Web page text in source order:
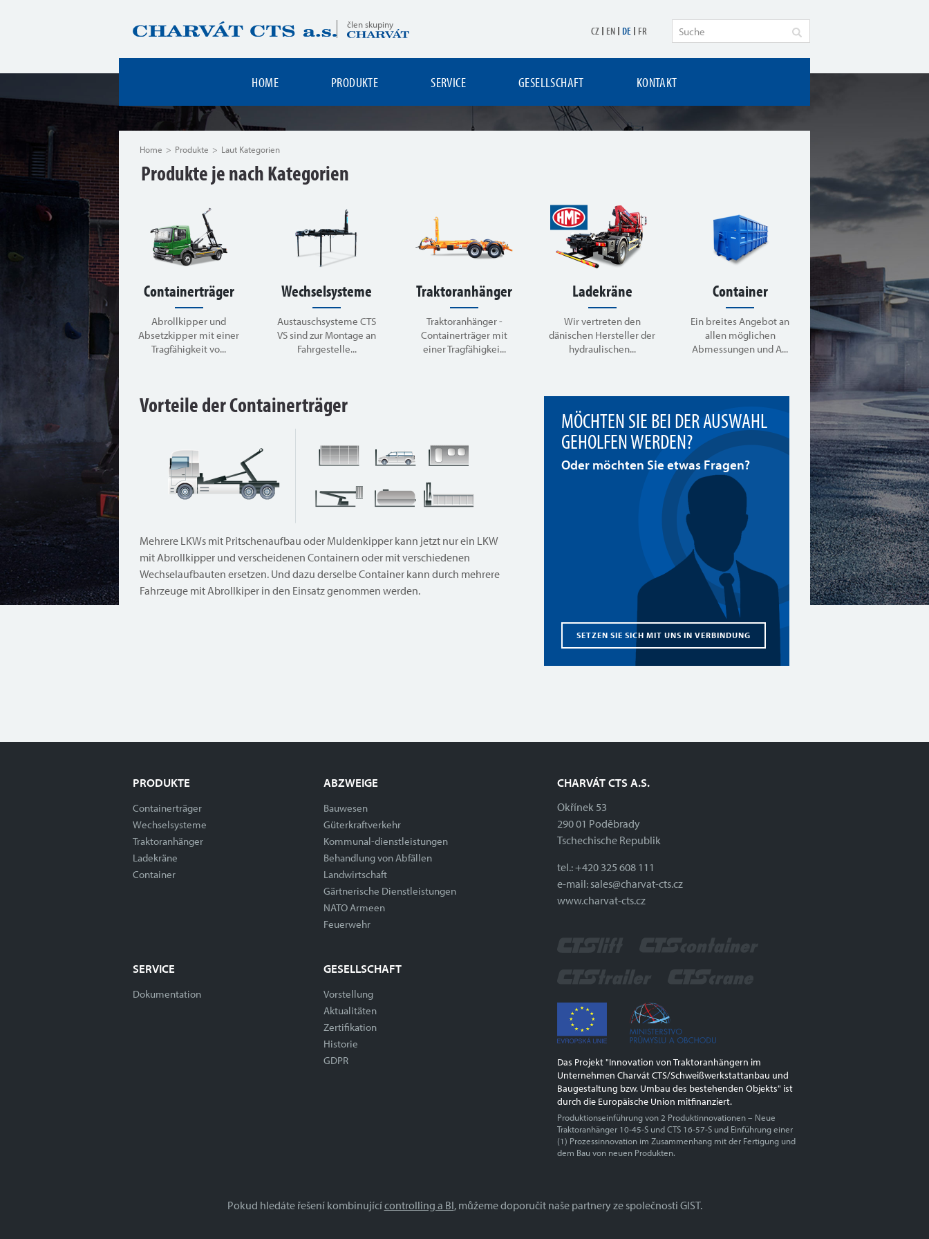
člen skupiny CZ EN DE FR
HOME PRODUKTE SERVICE GESELLSCHAFT KONTAKT
Home Produkte Laut Kategorien
Produkte je nach Kategorien
Containerträger
Abrollkipper und
Absetzkipper mit einer
Tragfähigkeit vo...
Wechselsysteme
Austauschsysteme CTS
VS sind zur Montage an
Fahrgestelle...
Traktoranhänger
Traktoranhänger -
Containerträger mit
einer Tragfähigkei...
Ladekräne
Wir vertreten den
dänischen Hersteller der
hydraulischen...
Container
Ein breites Angebot an
allen möglichen
Abmessungen und A...
Vorteile der Containerträger
Mehrere LKWs mit Pritschenaufbau oder Muldenkipper kann jetzt nur ein LKW
mit Abrollkipper und verscheidenen Containern oder mit verschiedenen
Wechselaufbauten ersetzen. Und dazu derselbe Container kann durch mehrere
Fahrzeuge mit Abrollkiper in den Einsatz genommen werden.
MÖCHTEN SIE BEI DER AUSWAHL
GEHOLFEN WERDEN?
Oder möchten Sie etwas Fragen?
SETZEN SIE SICH MIT UNS IN VERBINDUNG
PRODUKTE
Containerträger
Wechselsysteme
Traktoranhänger
Ladekräne
Container
ABZWEIGE
Bauwesen
Güterkraftverkehr
Kommunal-dienstleistungen
Behandlung von Abfällen
Landwirtschaft
Gärtnerische Dienstleistungen
NATO Armeen
Feuerwehr
SERVICE
Dokumentation
GESELLSCHAFT
Vorstellung
Aktualitäten
Zertifikation
Historie
GDPR
CHARVÁT CTS A.S.
Okřínek 53
290 01 Poděbrady
Tschechische Republik
tel.:+420 325 608 111
e-mail: sales@charvat-cts.cz
www.charvat-cts.cz
Das Projekt "Innovation von Traktoranhängern im
Unternehmen Charvát CTS/Schweißwerkstattanbau und
Baugestaltung bzw. Umbau des bestehenden Objekts" ist
durch die Europäische Union mitfinanziert.
Produktionseinführung von 2 Produktinnovationen – Neue
Traktoranhänger 10-45-S und CTS 16-57-S und Einführung einer
(1) Prozessinnovation im Zusammenhang mit der Fertigung und
dem Bau von neuen Produkten.
Pokud hledáte řešení kombinujícícontrolling a BI, můžeme doporučit naše partnery ze společnosti GIST.